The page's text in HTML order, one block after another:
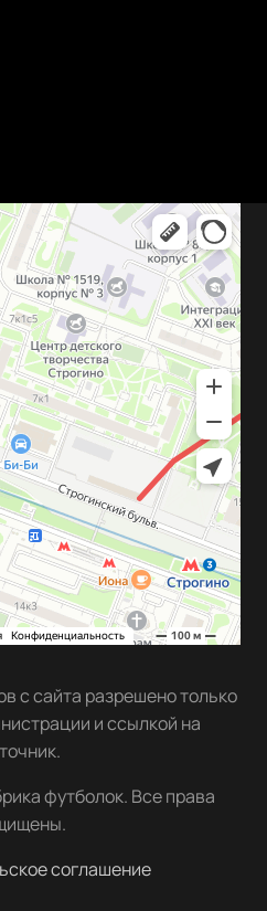
с сайта разрешено только
и ссылкой на
футболок. Все права
соглашение